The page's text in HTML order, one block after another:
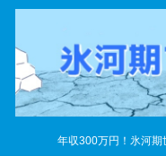
年収300万円！氷河期